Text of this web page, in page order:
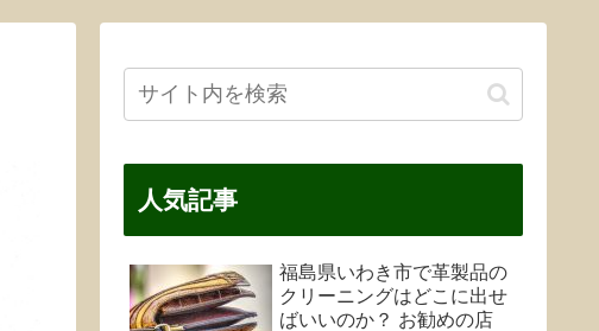
人気記事
福島県いわき市で革製品の
クリーニングはどこに出せ
ばいいのか？ お勧めの店